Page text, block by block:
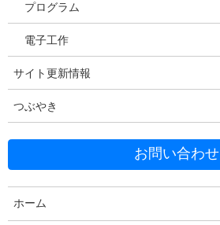
Facebook
プログラム
電子工作
サイト更新情報
つぶやき
お問い合わせ
ホーム